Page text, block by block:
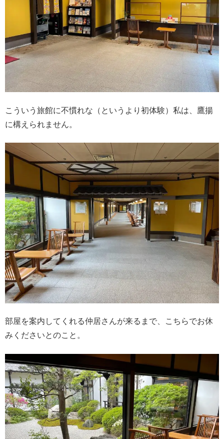
こういう旅館に不慣れな（というより初体験）私は、鷹揚
に構えられません。
部屋を案内してくれる仲居さんが来るまで、こちらでお休
みくださいとのこと。